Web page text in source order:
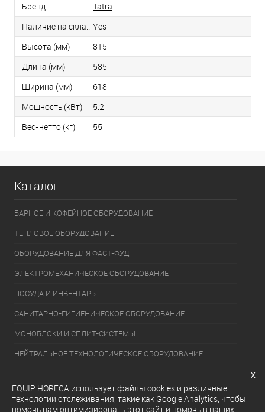
Бренд
Tatra
Наличие на складеYes
Высота (мм)
815
Длина (мм)
585
Ширина (мм)
618
Мощность (кВт)
5.2
Вес-нетто (кг)
55
Каталог
БАРНОЕ И КОФЕЙНОЕ ОБОРУДОВАНИЕ
ТЕПЛОВОЕ ОБОРУДОВАНИЕ
ОБОРУДОВАНИЕ ДЛЯ ФАСТ-ФУД
ЭЛЕКТРОМЕХАНИЧЕСКОЕ ОБОРУДОВАНИЕ
ПОСУДА И ИНВЕНТАРЬ
САНИТАРНО-ГИГИЕНИЧЕСКОЕ ОБОРУДОВАНИЕ
МОНОБЛОКИ И СПЛИТ-СИСТЕМЫ
НЕЙТРАЛЬНОЕ ТЕХНОЛОГИЧЕСКОЕ ОБОРУДОВАНИЕ
ХОЛОДИЛЬНОЕ ОБОРУДОВАНИЕ
x
EQUIP HORECA использует файлы cookies и различные
технологии отслеживания, такие как Google Analytics, чтобы
помочь нам оптимизировать этот сайт и помочь в наших